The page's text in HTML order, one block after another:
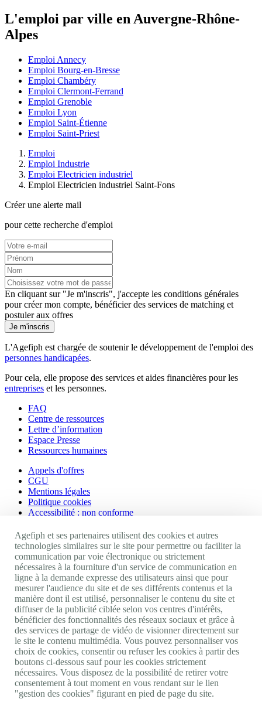
L'emploi par ville en Auvergne-Rhône-
Alpes
Emploi Annecy
Emploi Bourg-en-Bresse
Emploi Chambéry
Emploi Clermont-Ferrand
Emploi Grenoble
Emploi Lyon
Emploi Saint-Étienne
Emploi Saint-Priest
Emploi
Emploi Industrie
Emploi Electricien industriel
Emploi Electricien industriel Saint-Fons
Créer une alerte mail
pour cette recherche d'emploi
En cliquant sur "Je m'inscris", j'accepte les conditions générales
pour créer mon compte, bénéficier des services de matching et
postuler aux offres
Je m'inscris
L'Agefiph est chargée de soutenir le développement de l'emploi des
personnes handicapées.
Pour cela, elle propose des services et aides financières pour les
entreprises et les personnes.
FAQ
Centre de ressources
Lettre d’information
Espace Presse
Ressources humaines
Appels d'offres
CGU
Mentions légales
Politique cookies
Accessibilité : non conforme
Nos autres sites
Site portail Agefiph
Activateur de progrès
Handinnov
Innovation et recherche
Université du RRH
Service AppuiPro
Nous suivre
Youtube
Linkedin
Facebook
Twitter
Agefiph et ses partenaires utilisent des cookies et autres
technologies similaires sur le site pour permettre ou faciliter la
communication par voie électronique ou strictement
nécessaires à la fourniture d'un service de communication en
ligne à la demande expresse des utilisateurs ainsi que pour
mesurer l'audience du site et de ses différents contenus et la
manière dont il est utilisé, personnaliser le contenu du site et
diffuser de la publicité ciblée selon vos centres d'intérêts,
bénéficier des fonctionnalités des réseaux sociaux et grâce à
des services de partage de vidéo de visionner directement sur
le site le contenu multimédia. Vous pouvez personnaliser vos
choix de cookies, consentir ou refuser les cookies à partir des
boutons ci-dessous sauf pour les cookies strictement
nécessaires. Vous disposez de la possibilité de retirer votre
consentement à tout moment en vous rendant sur le lien
"gestion des cookies" figurant en pied de page du site.